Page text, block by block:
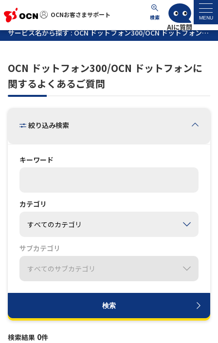
OCNお客さまサポート 検索 MENU
OCNお客さまサポート
マイページ
サポートトップ
よくあるご質問
工事・故障情報
お知らせ サポートサイトの使い方
NTTドコモビジネスのお客さ
工事・故障情報通知
サービス名から探す : OCN ドットフォン300/OCN ドットフォンに関するよくあるご質問
OCN ドットフォン300/OCN ドットフォンに
関するよくあるご質問
絞り込み検索
キーワード
カテゴリ
サブカテゴリ
検索
検索結果 0件